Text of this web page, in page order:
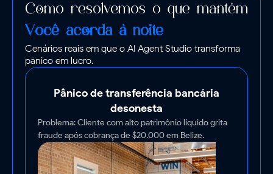
Como resolvemos o que mantém
Você acorda à noite
Cenários reais em que o AI Agent Studio transforma
pânico em lucro.
Pânico de transferência bancária
desonesta
Problema: Cliente com alto patrimônio líquido grita
fraude após cobrança de $20.000 em Belize.